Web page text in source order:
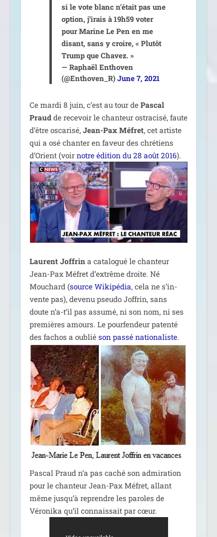
si le vote blanc n’était pas une
option, j’irais à 19h59 voter
pour Marine Le Pen en me
disant, sans y croire, « Plutôt
Trump que Chavez. »
— Raphaël Enthoven
(@Enthoven_R) June 7, 2021
Ce mar­di 8 juin, c’est au tour de Pascal
Praudde rece­voir le chan­teur ostra­ci­sé, faute
d’être osca­ri­sé, Jean-Pax Méfret, cet artiste
qui a osé chan­ter en faveur des chré­tiens
d’Orient (voir notre édi­tion du 28 août 2016).
Laurent Joffrina cata­lo­gué le chan­teur
Jean-Pax Méfret d’ex­trême droite. Né
Mouchard (source Wikipédia, cela ne s’in­
vente pas), deve­nu pseu­do Joffrin, sans
doute n’a-t’il pas assu­mé, ni son nom, ni ses
pre­mières amours. Le pour­fen­deur paten­té
des fachos a oublié son pas­sé natio­na­liste.
Pascal Praud n’a pas caché son admi­ra­tion
pour le chan­teur Jean-Pax Méfret, allant
même jus­qu’à reprendre les paroles de
Véronika qu’il connais­sait par cœur.